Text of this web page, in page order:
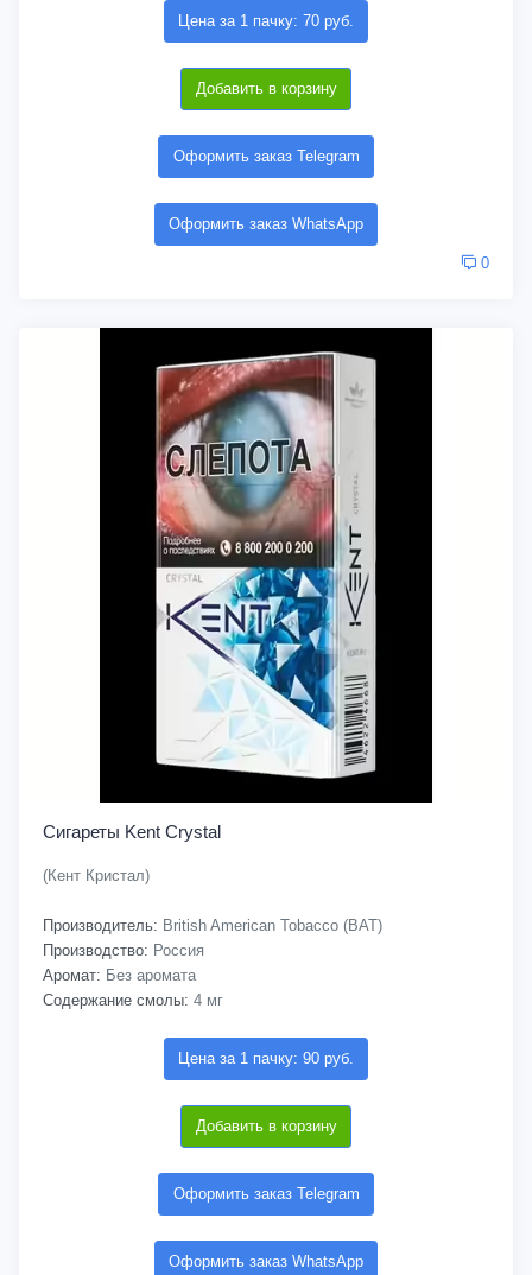
Цена за 1 пачку: 70 руб.
Добавить в корзину
Оформить заказ Telegram
Оформить заказ WhatsApp
0
Сигареты Kent Crystal
(Кент Кристал)
Производитель: British American Tobacco (BAT)
Производство: Россия
Аромат: Без аромата
Содержание смолы: 4 мг
Цена за 1 пачку: 90 руб.
Добавить в корзину
Оформить заказ Telegram
Оформить заказ WhatsApp